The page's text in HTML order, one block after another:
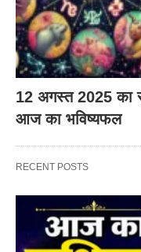
12 अगस्त 2025 का
आज का भविष्यफल
RECENT POSTS